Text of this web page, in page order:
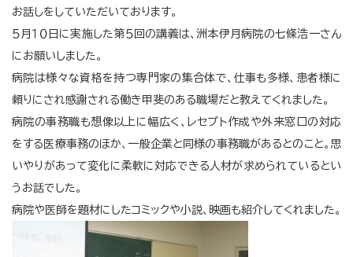
お話しをしていただいております。
５月１０日に実施した第５回の講義は、洲本伊月病院の七條浩一さん
にお願いしました。
病院は様々な資格を持つ専門家の集合体で、仕事も多様、患者様に
頼りにされ感謝される働き甲斐のある職場だと教えてくれました。
病院の事務職も想像以上に幅広く、レセプト作成や外来窓口の対応
をする医療事務のほか、一般企業と同様の事務職があるとのこと。思
いやりがあって変化に柔軟に対応できる人材が求められているとい
うお話でした。
病院や医師を題材にしたコミックや小説、映画も紹介してくれました。